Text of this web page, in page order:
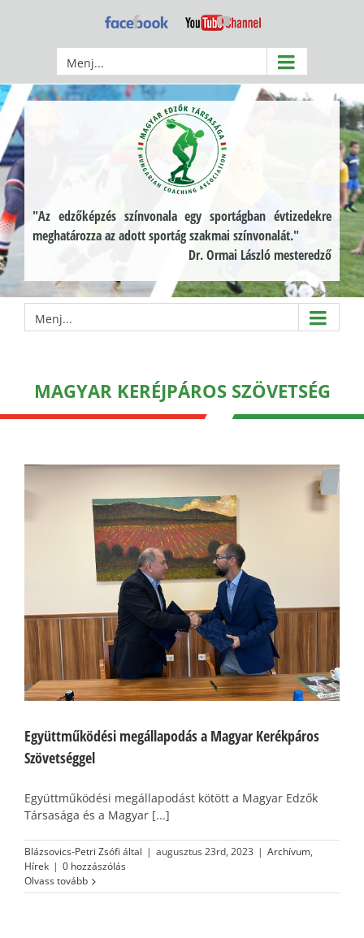
Facebook YouTube
Menj...
"Az edzőképzés színvonala egy sportágban évtizedekre
meghatározza az adott sportág szakmai színvonalát."
Dr. Ormai László mesteredző
Menj...
MAGYAR KERÉJPÁROS SZÖVETSÉG
Együttműködési megállapodás a Magyar Kerékpáros
Szövetséggel
Együttműködési megállapodást kötött a Magyar Edzők
Társasága és a Magyar [...]
Blázsovics-Petri Zsófi által | augusztus 23rd, 2023 | Archívum,
Hírek | 0 hozzászólás
Olvass tovább